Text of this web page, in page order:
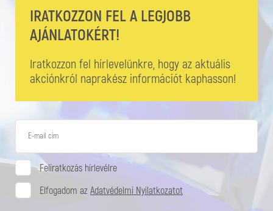
IRATKOZZON FEL A LEGJOBB
AJÁNLATOKÉRT!
Iratkozzon fel hírlevelünkre, hogy az aktuális
akciónkról naprakész információt kaphasson!
Feliratkozás hírlevélre
Elfogadom az Adatvédelmi Nyilatkozatot